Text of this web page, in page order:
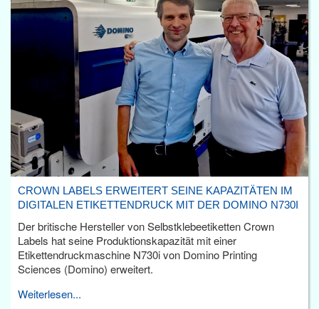
CROWN LABELS ERWEITERT SEINE KAPAZITÄTEN IM
DIGITALEN ETIKETTENDRUCK MIT DER DOMINO N730I
Der britische Hersteller von Selbstklebeetiketten Crown
Labels hat seine Produktionskapazität mit einer
Etikettendruckmaschine N730i von Domino Printing
Sciences (Domino) erweitert.
Weiterlesen...